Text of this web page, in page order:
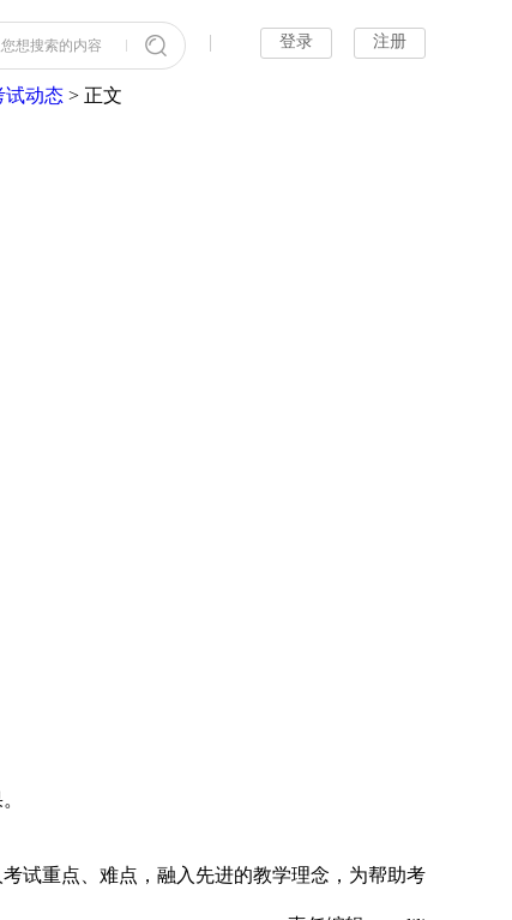
登录 注册
想搜索的内容
试动态 > 正文
试重点、难点，融入先进的教学理念，为帮助考